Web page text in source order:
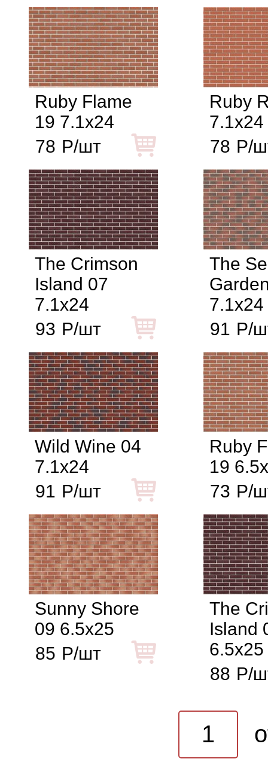
Ruby Flame
19 7.1x24
78 Р/шт
Ruby
7.1x24
78 Р/
The Crimson
Island 07
7.1x24
93 Р/шт
The
7.1x24
91 Р/
Wild Wine 04
7.1x24
91 Р/шт
Ruby
19
73 Р/
Sunny Shore
09 6.5x25
85 Р/шт
The
Island
6.5x25
88 Р/